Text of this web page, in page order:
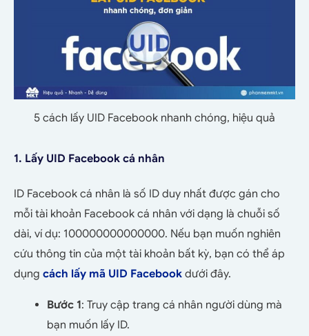
5 cách lấy UID Facebook nhanh chóng, hiệu quả
1. Lấy UID Facebook cá nhân
ID Facebook cá nhân là số ID duy nhất được gán cho
mỗi tài khoản Facebook cá nhân với dạng là chuỗi số
dài, ví dụ: 100000000000000. Nếu bạn muốn nghiên
cứu thông tin của một tài khoản bất kỳ, bạn có thể áp
dụng cách lấy mã UID Facebook dưới đây.
Bước 1: Truy cập trang cá nhân người dùng mà
bạn muốn lấy ID.